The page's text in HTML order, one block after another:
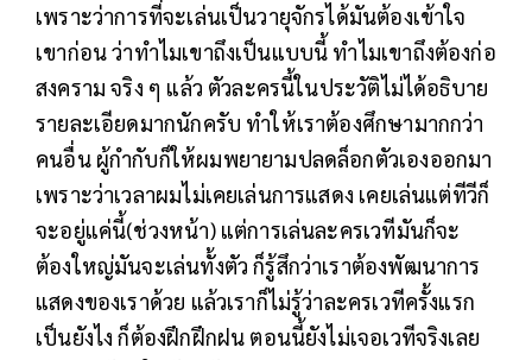
เพราะว่าการที่จะเล่นเป็นวายุจักรได้มันต้องเข้าใจ
เขาก่อน ว่าทำไมเขาถึงเป็นแบบนี้ ทำไมเขาถึงต้องก่อ
สงคราม จริง ๆ แล้ว ตัวละครนี้ในประวัติไม่ได้อธิบาย
รายละเอียดมากนักครับ ทำให้เราต้องศึกษามากกว่า
คนอื่น ผู้กำกับก็ให้ผมพยายามปลดล็อกตัวเองออกมา
เพราะว่าเวลาผมไม่เคยเล่นการแสดง เคยเล่นแต่ทีวีก็
จะอยู่แค่นี้(ช่วงหน้า) แต่การเล่นละครเวทีมันก็จะ
ต้องใหญ่มันจะเล่นทั้งตัว ก็รู้สึกว่าเราต้องพัฒนาการ
แสดงของเราด้วย แล้วเราก็ไม่รู้ว่าละครเวทีครั้งแรก
เป็นยังไง ก็ต้องฝึกฝึกฝน ตอนนี้ยังไม่เจอเวทีจริงเลย